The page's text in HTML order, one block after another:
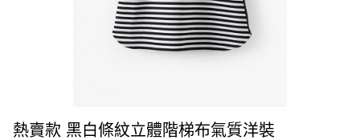
熱賣款 黑白條紋立體階梯布氣質洋裝